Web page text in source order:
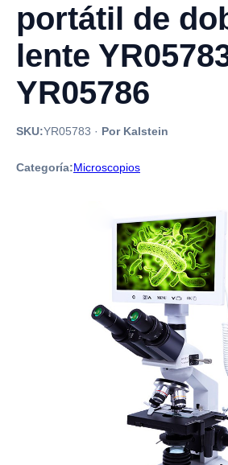
portátil de
lente
YR05786
SKU:YR05783 · Por Kalstein
Categoría:Microscopios